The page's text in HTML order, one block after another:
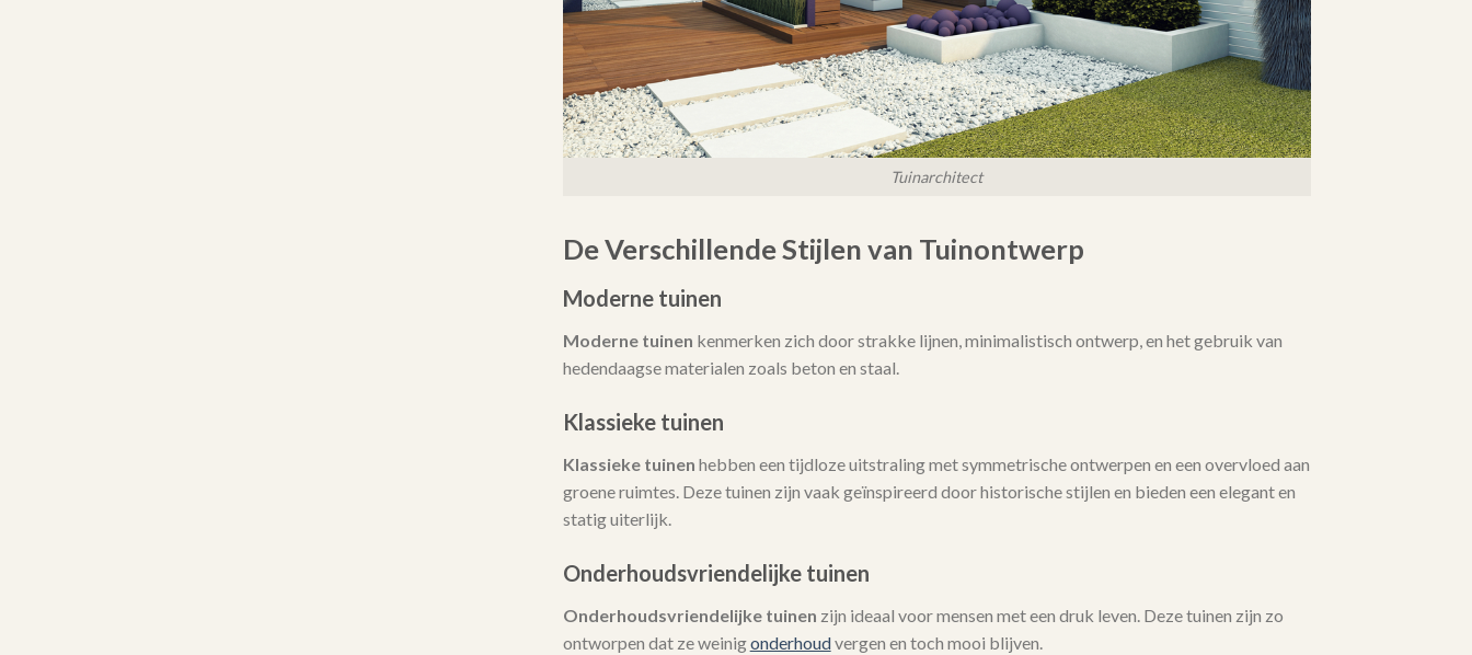
Tuinarchitect
De Verschillende Stijlen van Tuinontwerp
Moderne tuinen
Moderne tuinen kenmerken zich door strakke lijnen, minimalistisch ontwerp, en het gebruik van
hedendaagse materialen zoals beton en staal.
Klassieke tuinen
Klassieke tuinen hebben een tijdloze uitstraling met symmetrische ontwerpen en een overvloed aan
groene ruimtes. Deze tuinen zijn vaak geïnspireerd door historische stijlen en bieden een elegant en
statig uiterlijk.
Onderhoudsvriendelijke tuinen
Onderhoudsvriendelijke tuinen zijn ideaal voor mensen met een druk leven. Deze tuinen zijn zo
ontworpen dat ze weinigonderhoudvergen en toch mooi blijven.